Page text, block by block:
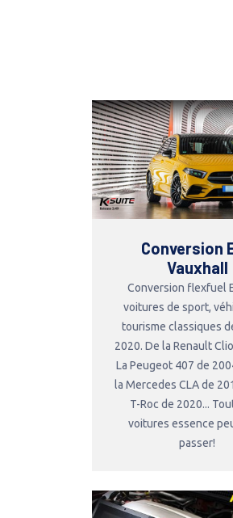
Conversion
Vauxhall
Conversion flexfuel
voitures de sport,
tourisme classiques
2020. De la Renault
La Peugeot 407 de
la Mercedes CLA de
T-Roc de 2020...
voitures essence
passer!